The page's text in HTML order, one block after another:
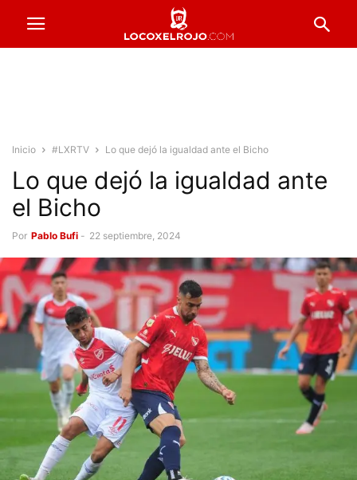
Inicio #LXRTV Lo que dejó la igualdad ante el Bicho
Lo que dejó la igualdad ante
el Bicho
Por Pablo Bufi - 22 septiembre, 2024